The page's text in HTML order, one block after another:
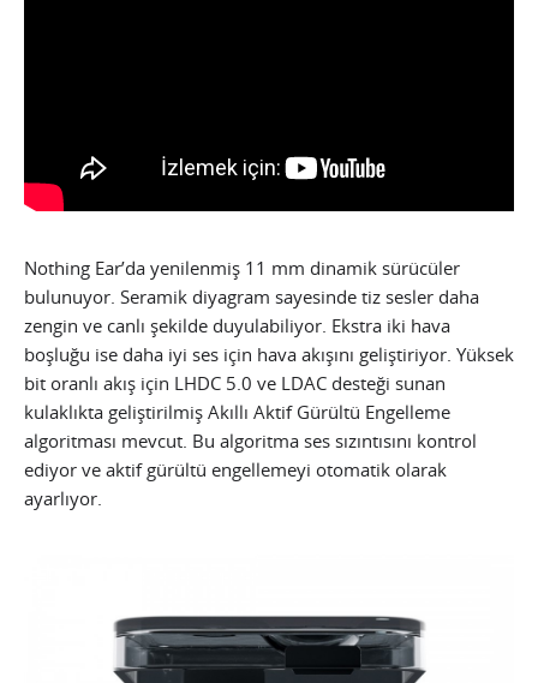
Nothing Ear’da yenilenmiş 11 mm dinamik sürücüler
bulunuyor. Seramik diyagram sayesinde tiz sesler daha
zengin ve canlı şekilde duyulabiliyor. Ekstra iki hava
boşluğu ise daha iyi ses için hava akışını geliştiriyor. Yüksek
bit oranlı akış için LHDC 5.0 ve LDAC desteği sunan
kulaklıkta geliştirilmiş Akıllı Aktif Gürültü Engelleme
algoritması mevcut. Bu algoritma ses sızıntısını kontrol
ediyor ve aktif gürültü engellemeyi otomatik olarak
ayarlıyor.